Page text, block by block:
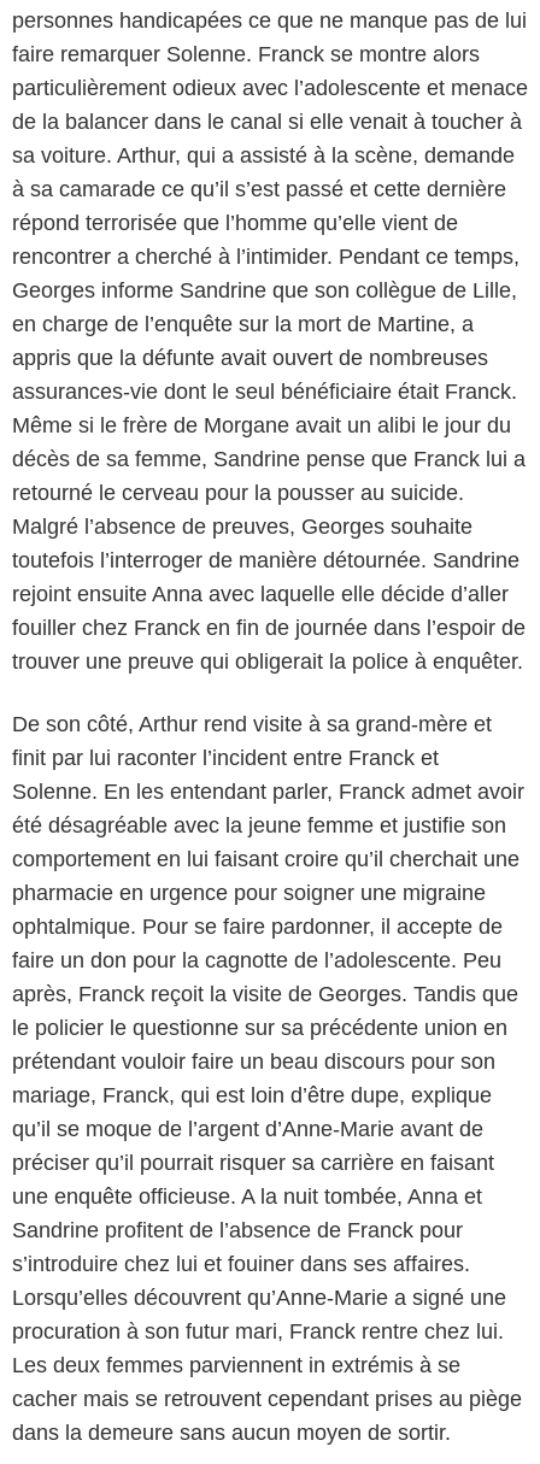
personnes handicapées ce que ne manque pas de lui
faire remarquer Solenne. Franck se montre alors
particulièrement odieux avec l’adolescente et menace
de la balancer dans le canal si elle venait à toucher à
sa voiture. Arthur, qui a assisté à la scène, demande
à sa camarade ce qu’il s’est passé et cette dernière
répond terrorisée que l’homme qu’elle vient de
rencontrer a cherché à l’intimider. Pendant ce temps,
Georges informe Sandrine que son collègue de Lille,
en charge de l’enquête sur la mort de Martine, a
appris que la défunte avait ouvert de nombreuses
assurances-vie dont le seul bénéficiaire était Franck.
Même si le frère de Morgane avait un alibi le jour du
décès de sa femme, Sandrine pense que Franck lui a
retourné le cerveau pour la pousser au suicide.
Malgré l’absence de preuves, Georges souhaite
toutefois l’interroger de manière détournée. Sandrine
rejoint ensuite Anna avec laquelle elle décide d’aller
fouiller chez Franck en fin de journée dans l’espoir de
trouver une preuve qui obligerait la police à enquêter.
De son côté, Arthur rend visite à sa grand-mère et
finit par lui raconter l’incident entre Franck et
Solenne. En les entendant parler, Franck admet avoir
été désagréable avec la jeune femme et justifie son
comportement en lui faisant croire qu’il cherchait une
pharmacie en urgence pour soigner une migraine
ophtalmique. Pour se faire pardonner, il accepte de
faire un don pour la cagnotte de l’adolescente. Peu
après, Franck reçoit la visite de Georges. Tandis que
le policier le questionne sur sa précédente union en
prétendant vouloir faire un beau discours pour son
mariage, Franck, qui est loin d’être dupe, explique
qu’il se moque de l’argent d’Anne-Marie avant de
préciser qu’il pourrait risquer sa carrière en faisant
une enquête officieuse. A la nuit tombée, Anna et
Sandrine profitent de l’absence de Franck pour
s’introduire chez lui et fouiner dans ses affaires.
Lorsqu’elles découvrent qu’Anne-Marie a signé une
procuration à son futur mari, Franck rentre chez lui.
Les deux femmes parviennent in extrémis à se
cacher mais se retrouvent cependant prises au piège
dans la demeure sans aucun moyen de sortir.